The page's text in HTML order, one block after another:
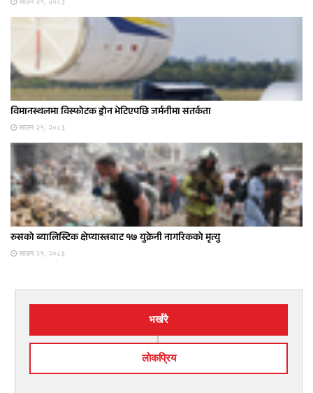
विमानस्थलमा विस्फोटक ड्रोन भेटिएपछि जर्मनीमा सतर्कता
साउन २१, २०८३
रुसको ब्यालिस्टिक क्षेप्यास्त्रबाट १७ युक्रेनी नागरिकको मृत्यु
साउन २१, २०८३
भर्खरै
लाेकप्रिय